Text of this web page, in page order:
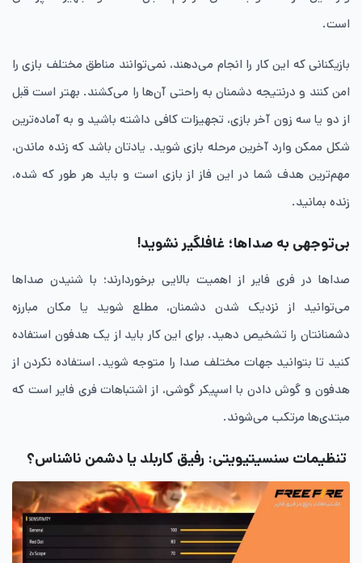
است.
بازیکنانی که این کار را انجام می‌دهند، نمی‌توانند مناطق مختلف بازی را
امن کنند و درنتیجه دشمنان به راحتی آن‌ها را می‌کشند. بهتر است قبل
از دو یا سه زون آخر بازی، تجهیزات کافی داشته باشید و به آماده‌ترین
شکل ممکن وارد آخرین مرحله بازی شوید. یادتان باشد که زنده ماندن،
مهم‌ترین هدف شما در این فاز از بازی است و باید هر طور که شده،
زنده بمانید.
بی‌توجهی به صداها؛ غافلگیر نشوید!
صداها در فری فایر از اهمیت بالایی برخوردارند؛ با شنیدن صداها
می‌توانید از نزدیک شدن دشمنان، مطلع شوید یا مکان مبارزه
دشمنانتان را تشخیص دهید. برای این کار باید از یک هدفون استفاده
کنید تا بتوانید جهات مختلف صدا را متوجه شوید. استفاده نکردن از
هدفون و گوش دادن با اسپیکر گوشی، از اشتباهات فری فایر است که
مبتدی‌ها مرتکب می‌شوند.
تنظیمات سنسیتیویتی: رفیق کاربلد یا دشمن ناشناس؟